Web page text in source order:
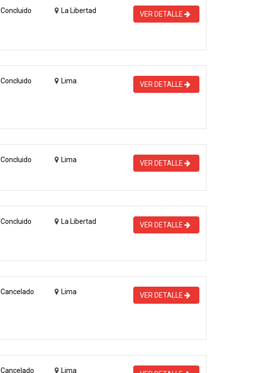
Concluido La Libertad VER DETALLE
Concluido Lima VER DETALLE
Concluido Lima VER DETALLE
Concluido La Libertad VER DETALLE
Cancelado Lima VER DETALLE
Cancelado Lima